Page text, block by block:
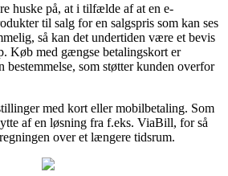
huske på, at i tilfælde af at en e-
til salg for en salgspris som kan ses
så kan det undertiden være et bevis
Køb med gængse betalingskort er
bestemmelse, som støtter kunden overfor
med kort eller mobilbetaling. Som
af en løsning fra f.eks. ViaBill, for så
over et længere tidsrum.